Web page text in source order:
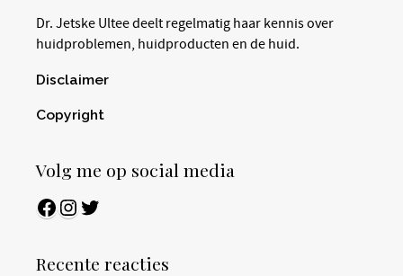
Dr. Jetske Ultee deelt regelmatig haar kennis over
huidproblemen, huidproducten en de huid.
Disclaimer
Copyright
Volg me op social media
Facebook
Instagram
Twitter
Recente reacties